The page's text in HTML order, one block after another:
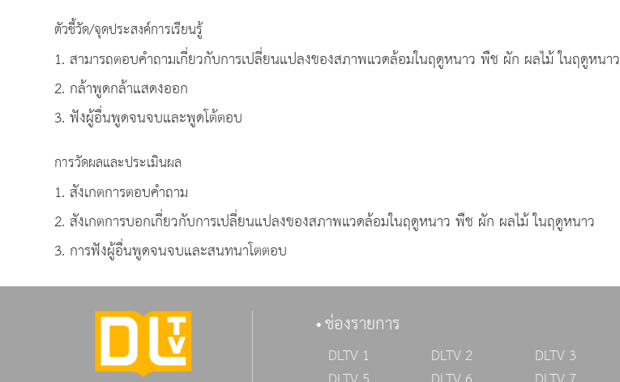
ตัวชี้วัด/จุดประสงค์การเรียนรู้
1. สามารถตอบคำถามเกี่ยวกับการเปลี่ยนแปลงของสภาพแวดล้อมในฤดูหนาว พืช ผัก ผลไม้ ในฤดูหนาว
2. กล้าพูดกล้าแสดงออก
3. ฟังผู้อื่นพูดจนจบและพูดโต้ตอบ
การวัดผลและประเมินผล
1. สังเกตการตอบคำถาม
2. สังเกตการบอกเกี่ยวกับการเปลี่ยนแปลงของสภาพแวดล้อมในฤดูหนาว พืช ผัก ผลไม้ ในฤดูหนาว
3. การฟังผู้อื่นพูดจนจบและสนทนาโตตอบ
ช่องรายการ
DLTV 1 DLTV 2 DLTV 3